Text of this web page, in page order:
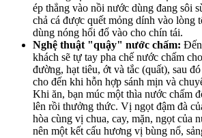
ép thẳng vào nồi nước dùng đang sôi
chả cá được quết mỏng dính vào lòng
dùng nóng hổi đổ vào cho chín tái.
Nghệ thuật "quậy" nước chấm:
khách sẽ tự tay pha chế nước chấm
đường, hạt tiêu, ớt và tắc (quất), sau
cho đến khi hỗn hợp sánh mịn và
Khi ăn, bạn múc một thìa nước chấm
lên rồi thưởng thức. Vị ngọt đậm đà
hòa cùng vị chua, cay, mặn, ngọt của
nên một kết cấu hương vị bùng nổ,